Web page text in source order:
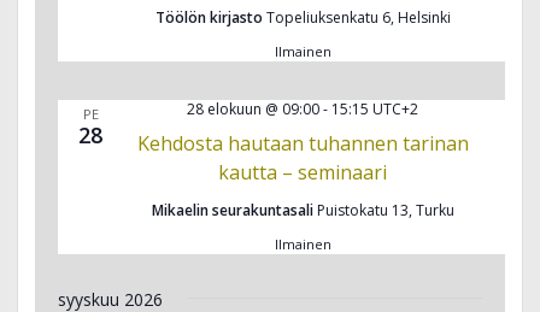
m
E
t
i
j
e
a
e
p
i
v
ä
.
Töölön kirjasto Topeliuksenkatu 6, Helsinki
Ilmainen
PE
28
Kehdosta hautaan tuhannen tarinan
kautta – seminaari
28 elokuun @ 09:00- 15:15 UTC+2
Mikaelin seurakuntasali Puistokatu 13, Turku
Ilmainen
syyskuu 2026